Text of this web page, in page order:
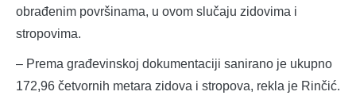
obrađenim površinama, u ovom slučaju zidovima i
stropovima.
– Prema građevinskoj dokumentaciji sanirano je ukupno
172,96 četvornih metara zidova i stropova, rekla je Rinčić.